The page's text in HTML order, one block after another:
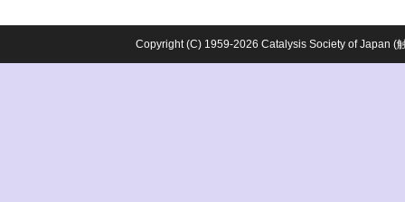
Copyright (C) 1959-2026 Catalysis Society of Japan (